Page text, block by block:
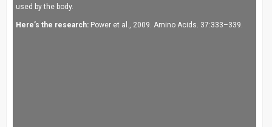
used by the body.
Here’s the research: Power et al., 2009. Amino Acids. 37:333–339.